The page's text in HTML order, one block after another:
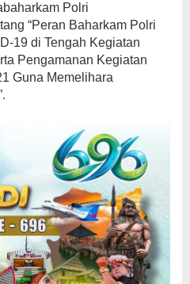
Polri
“Peran Baharkam Polri
19 di Tengah Kegiatan
Pengamanan Kegiatan
Guna Memelihara